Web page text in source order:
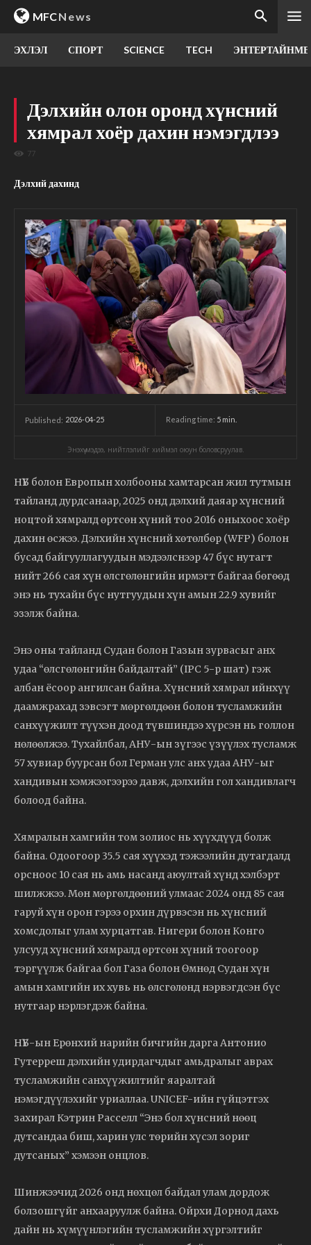
MFCNews
ЭХЛЭЛ СПОРТ SCIENCE TECH
Дэлхийн олон оронд хүнсний
хямрал хоёр дахин нэмэгдлээ
77
Дэлхий дахинд
Published: 2026-04-25 Reading time: 5 min.
Энэхүү мэдээ, нийтлэлийг хиймэл оюун боловсруулав.
НҮБ болон Европын холбооны хамтарсан жил тутмын
тайланд дурдсанаар, 2025 онд дэлхий даяар хүнсний
ноцтой хямралд өртсөн хүний тоо 2016 оныхоос хоёр
дахин өсжээ. Дэлхийн хүнсний хөтөлбөр (WFP) болон
бусад байгууллагуудын мэдээлснээр 47 бүс нутагт
нийт 266 сая хүн өлсгөлөнгийн ирмэгт байгаа бөгөөд
энэ нь тухайн бүс нутгуудын хүн амын 22.9 хувийг
эзэлж байна.
Энэ оны тайланд Судан болон Газын зурвасыг анх
удаа “өлсгөлөнгийн байдалтай” (IPC 5-р шат) гэж
албан ёсоор ангилсан байна. Хүнсний хямрал ийнхүү
даамжрахад зэвсэгт мөргөлдөөн болон тусламжийн
санхүүжилт түүхэн доод түвшиндээ хүрсэн нь голлон
нөлөөлжээ. Тухайлбал, АНУ-ын зүгээс үзүүлэх тусламж
57 хувиар буурсан бол Герман улс анх удаа АНУ-ыг
хандивын хэмжээгээрээ давж, дэлхийн гол хандивлагч
болоод байна.
Хямралын хамгийн том золиос нь хүүхдүүд болж
байна. Одоогоор 35.5 сая хүүхэд тэжээлийн дутагдалд
орсноос 10 сая нь амь насанд аюултай хүнд хэлбэрт
шилжжээ. Мөн мөргөлдөөний улмаас 2024 онд 85 сая
гаруй хүн орон гэрээ орхин дүрвэсэн нь хүнсний
хомсдолыг улам хурцатгав. Нигери болон Конго
улсууд хүнсний хямралд өртсөн хүний тоогоор
тэргүүлж байгаа бол Газа болон Өмнөд Судан хүн
амын хамгийн их хувь нь өлсгөлөнд нэрвэгдсэн бүс
нутгаар нэрлэгдэж байна.
НҮБ-ын Ерөнхий нарийн бичгийн дарга Антонио
Гутерреш дэлхийн удирдагчдыг амьдралыг аврах
тусламжийн санхүүжилтийг яаралтай
нэмэгдүүлэхийг уриаллаа. UNICEF-ийн гүйцэтгэх
захирал Кэтрин Расселл “Энэ бол хүнсний нөөц
дутсандаа биш, харин улс төрийн хүсэл зориг
дутсаных” хэмээн онцлов.
Шинжээчид 2026 онд нөхцөл байдал улам дордож
болзошгүйг анхааруулж байна. Ойрхи Дорнод дахь
дайн нь хүмүүнлэгийн тусламжийн хүргэлтийг